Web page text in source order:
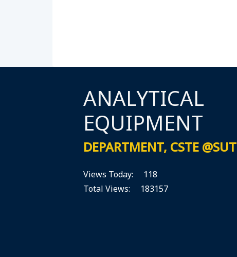
ANALYTICAL
EQUIPMENT
DEPARTMENT, CSTE @SUT
Views Today: 118
Total Views: 183157